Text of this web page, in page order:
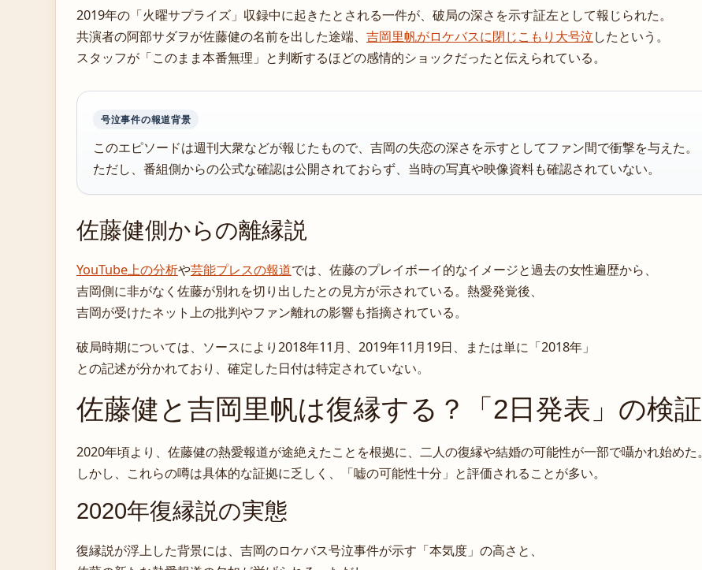
2019年の「火曜サプライズ」収録中に起きたとされる一件が、破局の深さを示す証左として報じられた。
共演者の阿部サダヲが佐藤健の名前を出した途端、 吉岡里帆がロケバスに閉じこもり大号泣したという。
スタッフが「このまま本番無理」と判断するほどの感情的ショックだったと伝えられている。
号泣事件の報道背景
このエピソードは週刊大衆などが報じたもので、吉岡の失恋の深さを示すとしてファン間で衝撃を与えた。
ただし、番組側からの公式な確認は公開されておらず、当時の写真や映像資料も確認されていない。
佐藤健側からの離縁説
YouTube上の分析や芸能プレスの報道では、佐藤のプレイボーイ的なイメージと過去の女性遍歴から、
吉岡側に非がなく佐藤が別れを切り出したとの見方が示されている。熱愛発覚後、
吉岡が受けたネット上の批判やファン離れの影響も指摘されている。
破局時期については、ソースにより2018年11月、2019年11月19日、または単に「2018年」
との記述が分かれており、確定した日付は特定されていない。
佐藤健と吉岡里帆は復縁する？「2日発表」の検証
2020年頃より、佐藤健の熱愛報道が途絶えたことを根拠に、二人の復縁や結婚の可能性が一部で囁かれ始めた。
しかし、これらの噂は具体的な証拠に乏しく、「嘘の可能性十分」と評価されることが多い。
2020年復縁説の実態
復縁説が浮上した背景には、吉岡のロケバス号泣事件が示す「本気度」の高さと、